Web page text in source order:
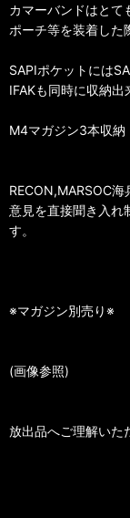
カマーバンドはとて
ポーチ等を装着した
SAPIポケットには
IFAKも同時に収納出
M4マガジン3本収納
RECON,MARSOC
意見を直接聞き入れ
す。
※マガジン別売り※
(画像参照)
放出品へご理解いた